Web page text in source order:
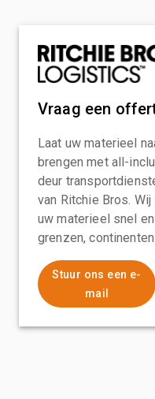
Vraag een
Laat uw materieel
brengen met all-
deur
van Ritchie Bros.
uw materieel snel
grenzen,
Stuur ons een e-
mail